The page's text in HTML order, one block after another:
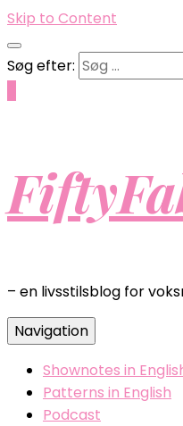
Skip to Content
Søg efter:
– en livsstilsblog for
Navigation
Shownotes in
Patterns in English
Podcast